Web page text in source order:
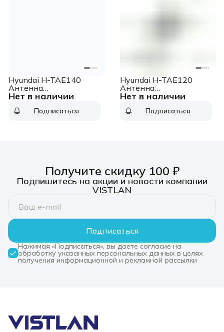
Нет в наличии
Hyundai H-TAE140
Антенна
телевизионная 11дБ
серебристый
Подписаться
Нет в наличии
Hyundai H-TAE120
Антенна
телевизионная 11дБ
серебристый
Подписаться
Получите скидку 100 ₽
Подпишитесь на акции и новости компании
VISTLAN
Подписаться
Нажимая «Подписаться», вы даете согласие на
обработку указанных персональных данных в целях
получения информационной и рекламной рассылки